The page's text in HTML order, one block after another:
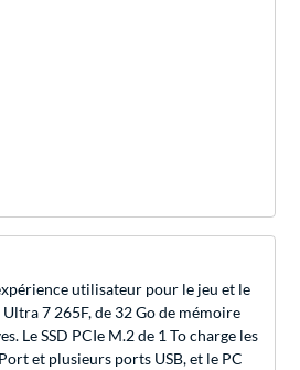
utilisateur pour le jeu et le
7 265F, de 32 Go de mémoire
Le SSD PCIe M.2 de 1 To charge les
et plusieurs ports USB, et le PC